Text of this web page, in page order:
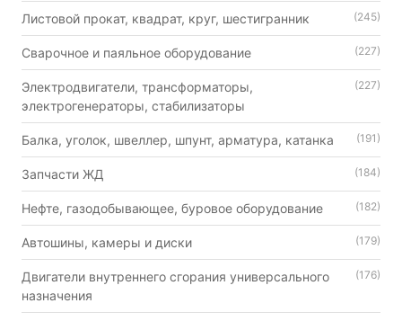
Листовой прокат, квадрат, круг, шестигранник (245)
Сварочное и паяльное оборудование (227)
Электродвигатели, трансформаторы,
электрогенераторы, стабилизаторы
(227)
Балка, уголок, швеллер, шпунт, арматура, катанка (191)
Запчасти ЖД (184)
Нефте, газодобывающее, буровое оборудование (182)
Автошины, камеры и диски (179)
Двигатели внутреннего сгорания универсального
назначения
(176)